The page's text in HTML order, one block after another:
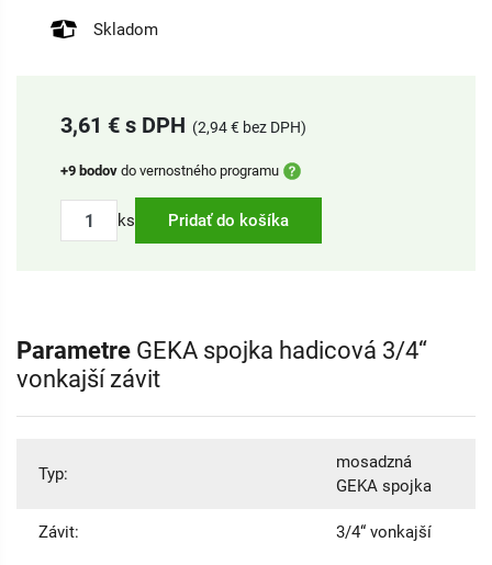
Skladom
3,61 € s DPH (2,94 € bez DPH)
+9 bodov do vernostného programu
ks Pridať do košíka
Parametre GEKA spojka hadicová 3/4“
vonkajší závit
Typ:
mosadzná
GEKA spojka
Závit: 3/4“ vonkajší